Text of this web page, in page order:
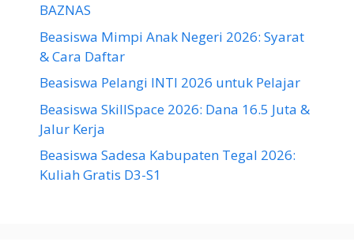
BAZNAS
Beasiswa Mimpi Anak Negeri 2026: Syarat
& Cara Daftar
Beasiswa Pelangi INTI 2026 untuk Pelajar
Beasiswa SkillSpace 2026: Dana 16.5 Juta &
Jalur Kerja
Beasiswa Sadesa Kabupaten Tegal 2026:
Kuliah Gratis D3-S1